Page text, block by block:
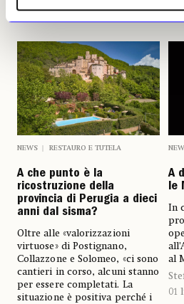
NEWS RESTAURO E TUTELA
A che punto è la
ricostruzione della
provincia di Perugia a dieci
anni dal sisma?
Oltre alle «valorizzazioni
virtuose» di Postignano,
Collazzone e Solomeo, «ci sono
cantieri in corso, alcuni stanno
per essere completati. La
situazione è positiva perché i
A
le
In
al
01